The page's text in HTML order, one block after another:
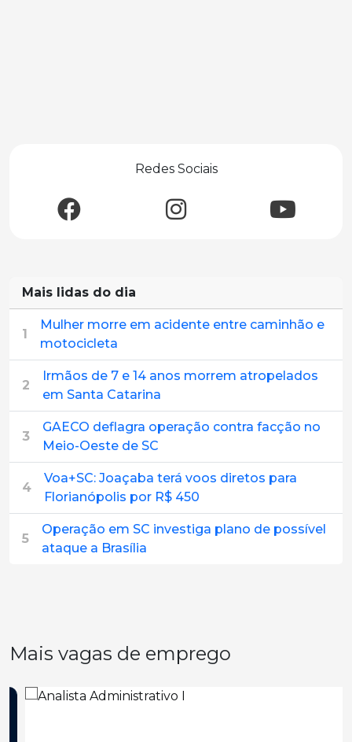
Redes Sociais
Mais lidas do dia
1
Mulher morre em acidente entre caminhão e
motocicleta
2
Irmãos de 7 e 14 anos morrem atropelados
em Santa Catarina
3
GAECO deflagra operação contra facção no
Meio-Oeste de SC
4
Voa+SC: Joaçaba terá voos diretos para
Florianópolis por R$ 450
5
Operação em SC investiga plano de possível
ataque a Brasília
Mais vagas de emprego